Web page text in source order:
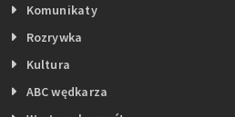
Komunikaty
Rozrywka
Kultura
ABC wędkarza